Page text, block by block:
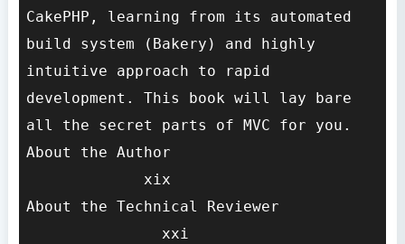
CakePHP, learning from its automated
build system (Bakery) and highly
intuitive approach to rapid
development. This book will lay bare
all the secret parts of MVC for you.
About the Author
             xix
About the Technical Reviewer
               xxi